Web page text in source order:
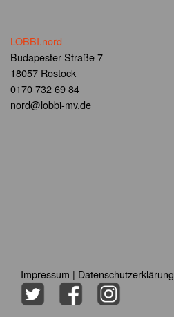
LOBBI.nord
Budapester Straße 7
18057 Rostock
0170 732 69 84
nord@lobbi-mv.de
Impressum | Datenschutzerklärung